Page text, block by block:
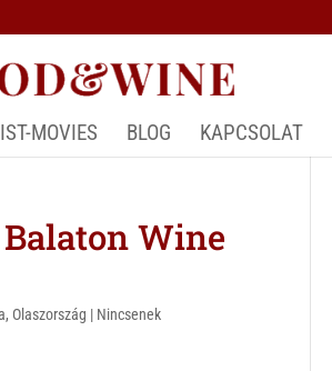
MOVIES BLOG KAPCSOLAT
Balaton Wine
, Olaszország | Nincsenek